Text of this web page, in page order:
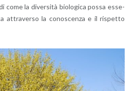
come la di­ver­si­tà bio­lo­g­i­ca possa es­se­
at­tra­ver­so la co­no­scen­za e il ri­spet­to